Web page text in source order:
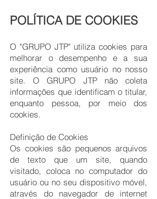
POLÍTICA DE COOKIES
O "GRUPO JTP" utiliza cookies para
melhorar o desempenho e a sua
experiência como usuário no nosso
site. O GRUPO JTP não coleta
informações que identificam o titular,
enquanto pessoa, por meio dos
cookies.
Definição de Cookies
Os cookies são pequenos arquivos
de texto que um site, quando
visitado, coloca no computador do
usuário ou no seu dispositivo móvel,
através do navegador de internet